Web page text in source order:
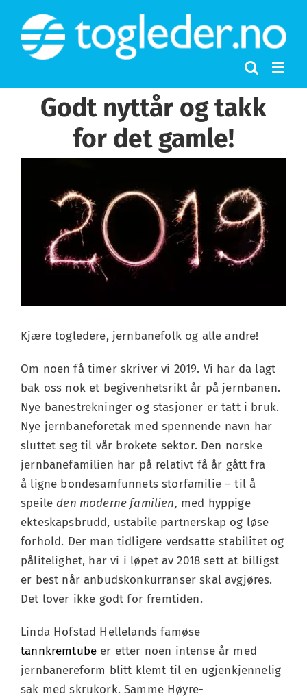
content
Godt nyttår og takk
for det gamle!
Kjære togledere, jernbanefolk og alle andre!
Om noen få timer skriver vi 2019. Vi har da lagt
bak oss nok et begivenhetsrikt år på jernbanen.
Nye banestrekninger og stasjoner er tatt i bruk.
Nye jernbaneforetak med spennende navn har
sluttet seg til vår brokete sektor. Den norske
jernbanefamilien har på relativt få år gått fra
å ligne bondesamfunnets storfamilie – til å
speile den moderne familien, med hyppige
ekteskapsbrudd, ustabile partnerskap og løse
forhold. Der man tidligere verdsatte stabilitet og
pålitelighet, har vi i løpet av 2018 sett at billigst
er best når anbudskonkurranser skal avgjøres.
Det lover ikke godt for fremtiden.
Linda Hofstad Hellelands famøse
tannkremtube er etter noen intense år med
jernbanereform blitt klemt til en ugjenkjennelig
sak med skrukork. Samme Høyre-